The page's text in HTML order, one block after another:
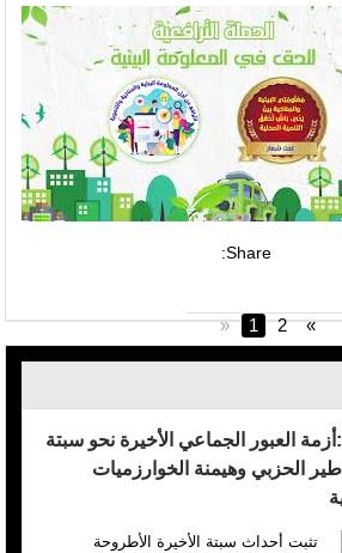
Share:
« 1 2 »
العبور الجماعي الأخيرة نحو سبتة
الحزبي وهيمنة الخوارزميات
تثبت أحداث سبتة الأخيرة الأطروحة